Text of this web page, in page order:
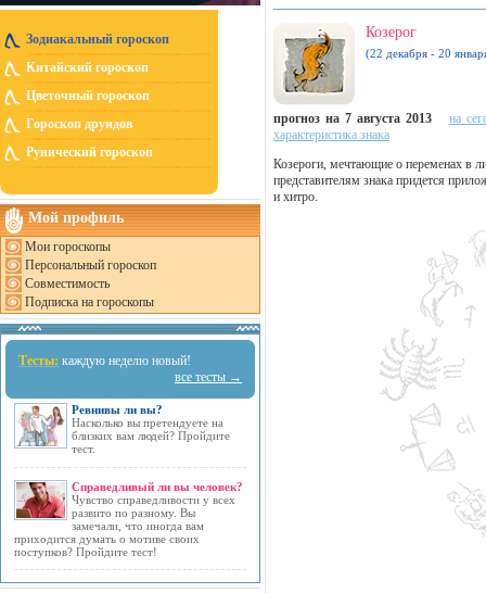
Зодиакальный гороскоп
Китайский гороскоп
Цветочный гороскоп
Гороскоп друидов
Рунический гороскоп
Мой профиль
Мои гороскопы
Персональный гороскоп
Совместимость
Подписка на гороскопы
Тесты: каждую неделю новый!
все тесты →
Ревнивы ли вы?
Насколько вы претендуете на
близких вам людей? Пройдите
тест.
Справедливый ли вы человек?
Чувство справедливости у всех
развито по разному. Вы
замечали, что иногда вам
приходится думать о мотиве своих
поступков? Пройдите тест!
Козерог
(22 декабря - 20
прогноз на 7 августа 2013
на
характеристика знака
Козероги, мечтающие о переменах в
представителям знака придется
и хитро.